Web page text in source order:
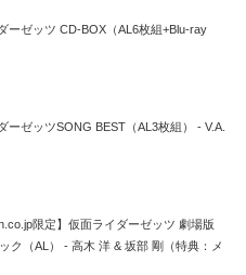
ーゼッツ CD-BOX（AL6枚組+Blu-ray
ーゼッツSONG BEST（AL3枚組） - V.A.
限定】仮面ライダーゼッツ 劇場版
ク（AL） - 高木 洋 & 坂部 剛（特典：メ